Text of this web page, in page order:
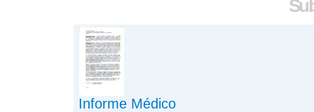
Informe Médico